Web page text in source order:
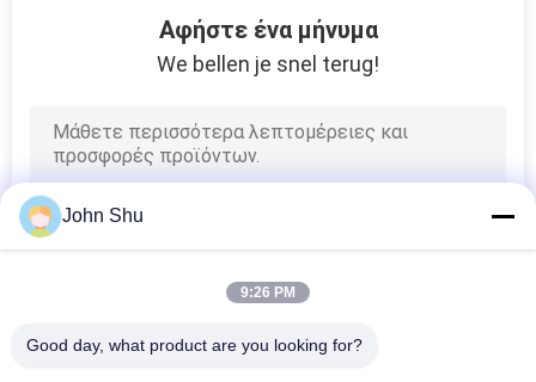
Αφήστε ένα μήνυμα
We bellen je snel terug!
John Shu
9:26 PM
Good day, what product are you looking for?